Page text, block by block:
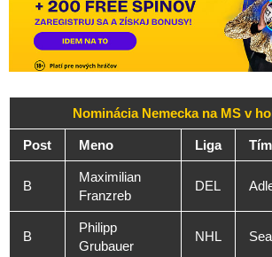
Nominácia Nemecka na MS v
Post Meno Liga Tím
B
Maximilian
Franzreb
DEL
B
Philipp
Grubauer
NHL